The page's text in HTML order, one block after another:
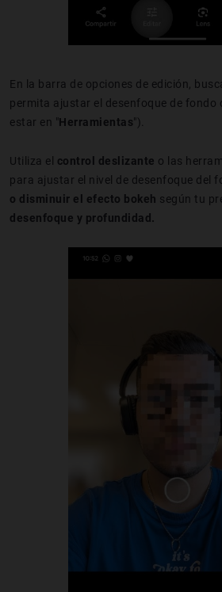
En la barra de opciones de edición,
permita ajustar el desenfoque de fondo
estar en "Herramientas").
Utiliza el control deslizante o las
para ajustar el nivel de desenfoque del
o disminuir el efecto bokeh según tu
desenfoque y profundidad.